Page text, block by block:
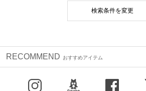
検索条件を変更
RECOMMEND おすすめアイテム